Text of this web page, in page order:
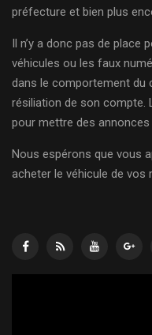
préfecture et bien plus
Il n’y a donc pas de place
véhicules ou les faux
dans le comportement du
résiliation de son compte.
pour mettre des annonces
Nous espérons que vous
acheter le véhicule de vos